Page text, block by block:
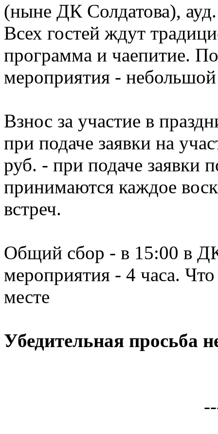
(ныне ДК Солдатова),
Всех гостей ждут
программа и чаепитие.
мероприятия -
Взнос за участие в
при подаче заявки на
руб. - при подаче заявки
принимаются каждое
встреч.
Общий сбор - в 15:00 в
мероприятия - 4 часа.
месте
Убедительная просьба